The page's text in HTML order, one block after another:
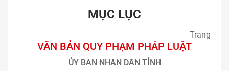
MỤC LỤC
Trang
VĂN BẢN QUY PHẠM PHÁP LUẬT
ỦY BAN NHÂN DÂN TỈNH